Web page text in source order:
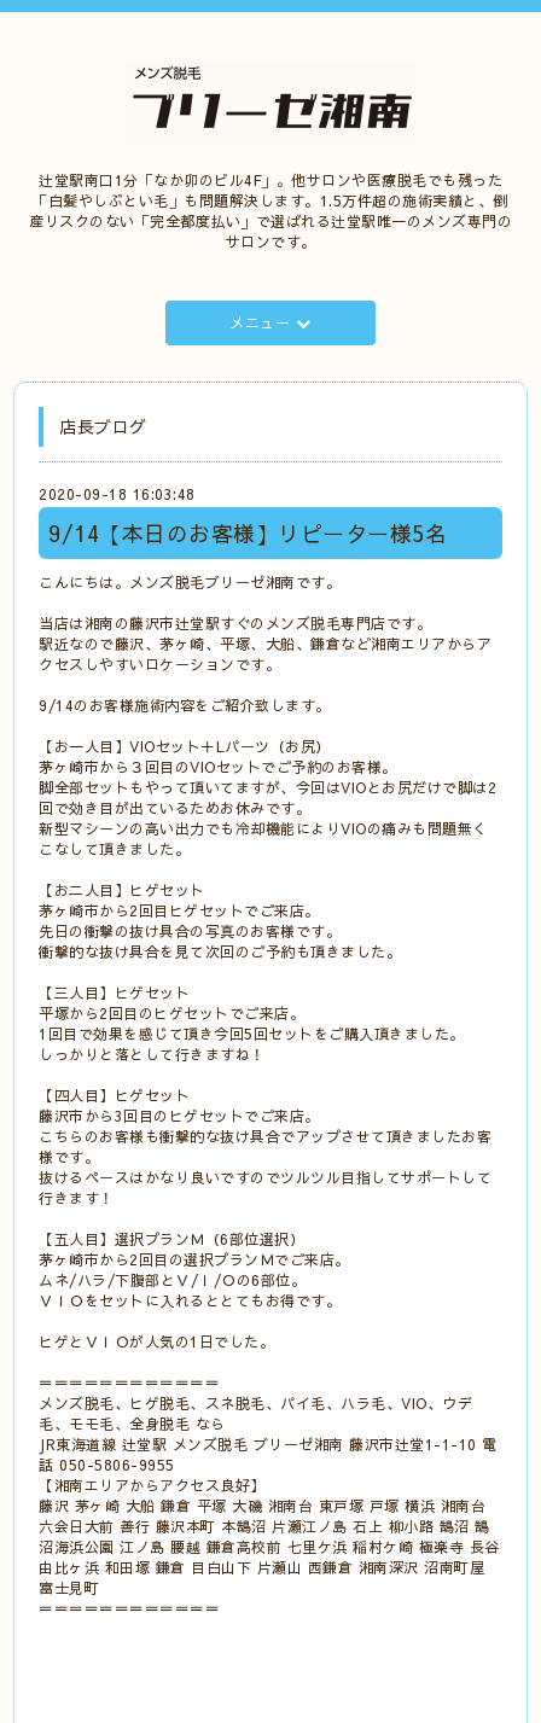
辻堂駅南口1分「なか卯のビル4F」。他サロンや医療脱毛でも残った
「白髪やしぶとい毛」も問題解決します。1.5万件超の施術実績と、倒
産リスクのない「完全都度払い」で選ばれる辻堂駅唯一のメンズ専門の
サロンです。
メニュー
店長ブログ
2020-09-18 16:03:48
9/14【本日のお客様】リピーター様5名
こんにちは。メンズ脱毛ブリーゼ湘南です。
当店は湘南の藤沢市辻堂駅すぐのメンズ脱毛専門店です。
駅近なので藤沢、茅ヶ崎、平塚、大船、鎌倉など湘南エリアからア
クセスしやすいロケーションです。
9/14のお客様施術内容をご紹介致します。
【お一人目】VIOセット＋Lパーツ（お尻）
茅ヶ崎市から３回目のVIOセットでご予約のお客様。
脚全部セットもやって頂いてますが、今回はVIOとお尻だけで脚は2
回で効き目が出ているためお休みです。
新型マシーンの高い出力でも冷却機能によりVIOの痛みも問題無く
こなして頂きました。
【お二人目】ヒゲセット
茅ヶ崎市から2回目ヒゲセットでご来店。
先日の衝撃の抜け具合の写真のお客様です。
衝撃的な抜け具合を見て次回のご予約も頂きました。
【三人目】ヒゲセット
平塚から2回目のヒゲセットでご来店。
1回目で効果を感じて頂き今回5回セットをご購入頂きました。
しっかりと落として行きますね！
【四人目】ヒゲセット
藤沢市から3回目のヒゲセットでご来店。
こちらのお客様も衝撃的な抜け具合でアップさせて頂きましたお客
様です。
抜けるペースはかなり良いですのでツルツル目指してサポートして
行きます！
【五人目】選択プランＭ（6部位選択）
茅ヶ崎市から2回目の選択プランＭでご来店。
ムネ/ハラ/下腹部とＶ/Ｉ/Ｏの6部位。
ＶＩＯをセットに入れるととてもお得です。
ヒゲとＶＩＯが人気の1日でした。
＝＝＝＝＝＝＝＝＝＝＝＝
メンズ脱毛、ヒゲ脱毛、スネ脱毛、パイ毛、ハラ毛、VIO、ウデ
毛、モモ毛、全身脱毛 なら
JR東海道線 辻堂駅 メンズ脱毛 ブリーゼ湘南 藤沢市辻堂1-1-10 電
話 050-5806-9955
【湘南エリアからアクセス良好】
藤沢 茅ヶ崎 大船 鎌倉 平塚 大磯 湘南台 東戸塚 戸塚 横浜 湘南台
六会日大前 善行 藤沢本町 本鵠沼 片瀬江ノ島 石上 柳小路 鵠沼 鵠
沼海浜公園 江ノ島 腰越 鎌倉高校前 七里ケ浜 稲村ケ崎 極楽寺 長谷
由比ヶ浜 和田塚 鎌倉 目白山下 片瀬山 西鎌倉 湘南深沢 沼南町屋
富士見町
＝＝＝＝＝＝＝＝＝＝＝＝